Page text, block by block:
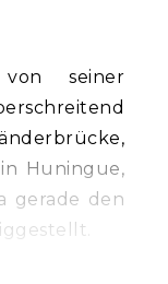
seiner
Huningue,
gerade den